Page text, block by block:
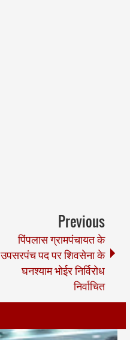
Previous
पिंपलास ग्रामपंचायत के
उपसरपंच पद पर शिवसेना के
घनश्याम भोईर निर्विरोध
निर्वाचित